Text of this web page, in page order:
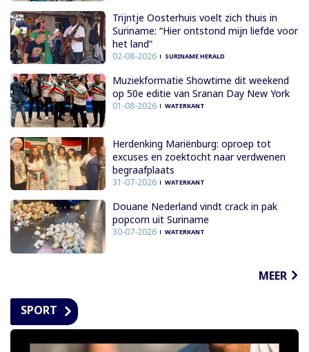
Trijntje Oosterhuis voelt zich thuis in
Suriname: “Hier ontstond mijn liefde voor
het land”
02-08-2026 SURINAME HERALD
Muziekformatie Showtime dit weekend
op 50e editie van Sranan Day New York
01-08-2026 WATERKANT
Herdenking Mariënburg: oproep tot
excuses en zoektocht naar verdwenen
begraafplaats
31-07-2026 WATERKANT
Douane Nederland vindt crack in pak
popcorn uit Suriname
30-07-2026 WATERKANT
MEER
SPORT